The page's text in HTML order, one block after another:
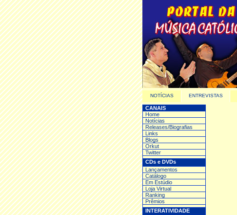
NOTÍCIAS ENTREVISTAS
CANAIS
Home
Notícias
Releases/Biografias
Links
Blogs
Orkut
Twitter
CDs e DVDs
Lançamentos
Catálogo
Em Estúdio
Loja Virtual
Ranking
Prêmios
INTERATIVIDADE